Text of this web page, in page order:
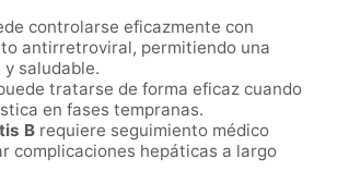
controlarse eficazmente con
antirretroviral, permitiendo una
saludable.
tratarse de forma eficaz cuando
en fases tempranas.
B requiere seguimiento médico
complicaciones hepáticas a largo